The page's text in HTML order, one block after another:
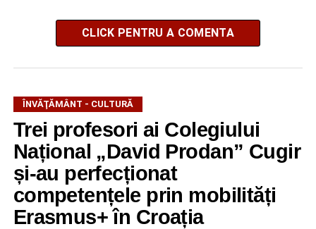
CLICK PENTRU A COMENTA
ÎNVĂŢĂMÂNT - CULTURĂ
Trei profesori ai Colegiului
Național „David Prodan” Cugir
și-au perfecționat
competențele prin mobilități
Erasmus+ în Croația